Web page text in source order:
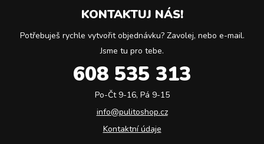
KONTAKTUJ NÁS!
Potřebuješ rychle vytvořit objednávku? Zavolej, nebo e-mail.
Jsme tu pro tebe.
608 535 313
Po-Čt 9-16, Pá 9-15
info@pulitoshop.cz
Kontaktní údaje